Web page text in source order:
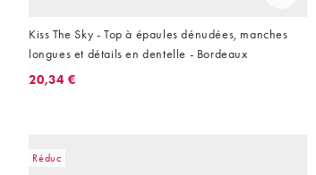
Kiss The Sky - Top à épaules dénudées, manches
longues et détails en dentelle - Bordeaux
20,34 €
Réduc